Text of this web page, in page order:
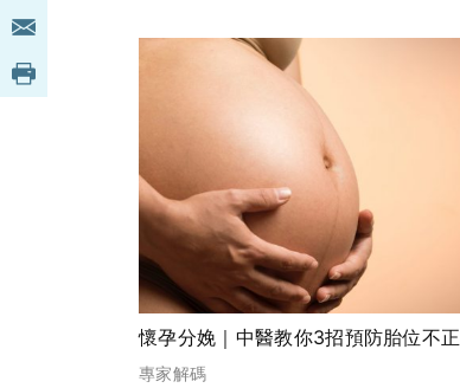
懷孕分娩｜中醫教你3招預防胎位不正
專家解碼